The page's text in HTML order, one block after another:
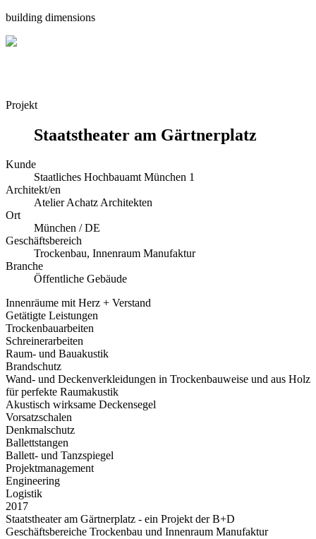
building dimensions
Projekt
Staatstheater am Gärtnerplatz
Kunde
Staatliches Hochbauamt München 1
Architekt/en
Atelier Achatz Architekten
Ort
München / DE
Geschäftsbereich
Trockenbau, Innenraum Manufaktur
Branche
Öffentliche Gebäude
Innenräume mit Herz + Verstand
Getätigte Leistungen
Trockenbauarbeiten
Schreinerarbeiten
Raum- und Bauakustik
Brandschutz
Wand- und Deckenverkleidungen in Trockenbauweise und aus Holz
für perfekte Raumakustik
Akustisch wirksame Deckensegel
Vorsatzschalen
Denkmalschutz
Ballettstangen
Ballett- und Tanzspiegel
Projektmanagement
Engineering
Logistik
2017
Staatstheater am Gärtnerplatz - ein Projekt der B+D
Geschäftsbereiche Trockenbau und Innenraum Manufaktur